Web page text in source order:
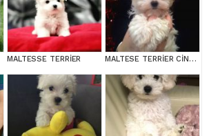
MALTESSE TERRİER MALTESE TERRİER CİNSİ YAVRULAR